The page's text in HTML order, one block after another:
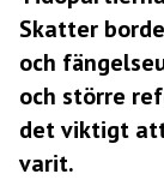
Skatter
och
och större
det viktigt
varit.